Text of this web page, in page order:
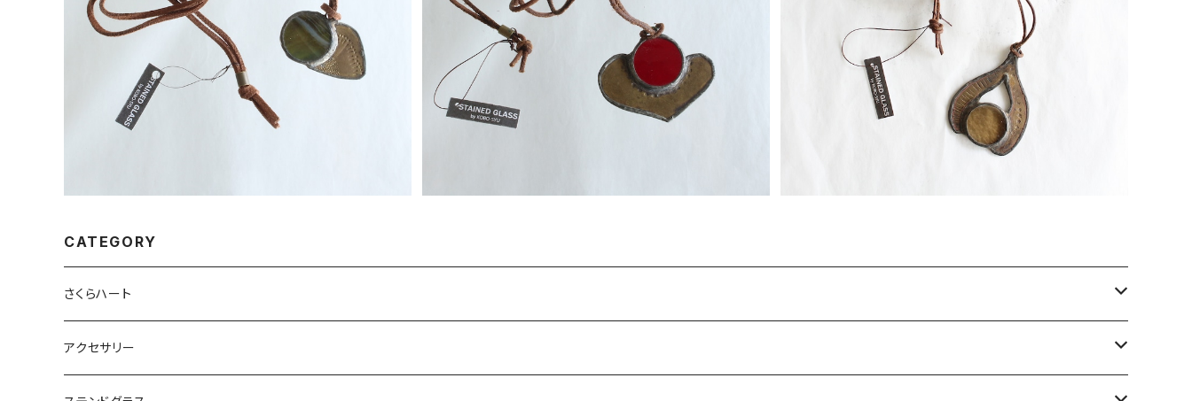
【一点物コラボアクセサリー】長谷川昌彦×POCKENI／
革ひもネックレス［G］
¥4,000
【一点物コラボアクセサリー】長谷川昌彦×POCKENI／
革ひもネックレス［F］
【一点物コラボアクセサリー】長谷川昌彦×POCKENI／
革ひもネックレス［A］
¥4,000
CATEGORY
さくらハート
ペンダント
ゴールド
アクセサリー